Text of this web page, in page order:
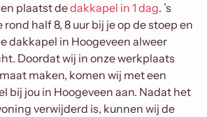
plaatst dedakkapel in 1 dag. ’s
half 8, 8 uur bij je op de stoep en
dakkapel in Hoogeveen alweer
Doordat wij in onze werkplaats
maken, komen wij met een
bij jou in Hoogeveen aan. Nadat het
verwijderd is, kunnen wij de